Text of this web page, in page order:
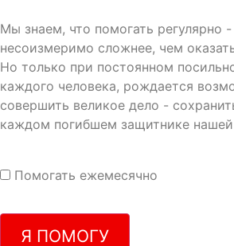
Мы знаем, что помогать регулярно -
несоизмеримо сложнее, чем
Но только при постоянном
каждого человека, рождается
совершить великое дело -
каждом погибшем защитнике
Помогать ежемесячно
Я ПОМОГУ